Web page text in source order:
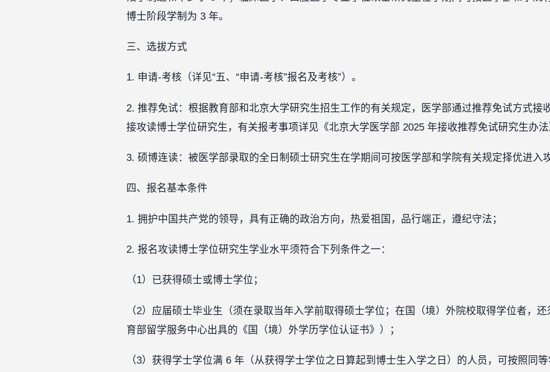
博士阶段学制为 3 年。
三、选拔方式
1. 申请-考核（详见“五、“申请-考核”报名及考核”）。
2. 推荐免试：根据教育部和北京大学研究生招生工作的有关规定，医学部通过推荐免试方式接
接攻读博士学位研究生，有关报考事项详见《北京大学医学部 2025 年接收推荐免试研究生办法
3. 硕博连读：被医学部录取的全日制硕士研究生在学期间可按医学部和学院有关规定择优进入
四、报名基本条件
1. 拥护中国共产党的领导，具有正确的政治方向，热爱祖国，品行端正，遵纪守法；
2. 报名攻读博士学位研究生学业水平须符合下列条件之一：
（1）已获得硕士或博士学位；
（2）应届硕士毕业生（须在录取当年入学前取得硕士学位；在国（境）外院校取得学位者，
育部留学服务中心出具的《国（境）外学历学位认证书》）；
（3）获得学士学位满 6 年（从获得学士学位之日算起到博士生入学之日）的人员，可按照同